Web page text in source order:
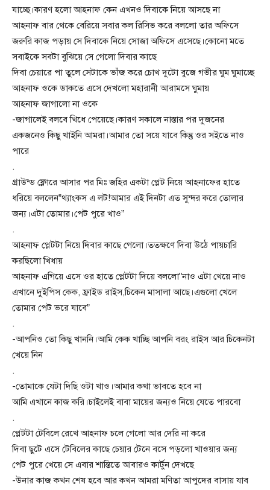
যাচ্ছে।কারণ হলো আহনাফ কেন এখনও দিবাকে নিয়ে আসছে না
আহনাফ বার থেকে বেরিয়ে সবার কল রিসিভ করে বললো তার অফিসে
জরুরি কাজ পড়ায় সে দিবাকে নিয়ে সোজা অফিসে এসেছে।কোনো মতে
সবাইকে সবটা বুঝিয়ে সে গেলো দিবার কাছে
দিবা চেয়ারে পা তুলে সেটাকে ভাঁজ করে চোখ দুটো বুজে গভীর ঘুম ঘুমাচ্ছে
আহনাফ ওকে ডাকতে এসে দেখলো মহারানী আরামসে ঘুমায়
আহনাফ জাগালো না ওকে
-জাগালেই বলবে খিধে পেয়েছে।কারণ সকালে নাস্তার পর দুজনের
একজনেও কিছু খাইনি আমরা।আমার তো সয়ে যাবে কিন্তু ওর সইতে নাও
পারে
.
গ্রাউন্ড ফ্লোরে আসার পর মিঃ জহির একটা প্লেট নিয়ে আহনাফের হাতে
ধরিয়ে বললেন”থ্যাংকস এ লট!আমার এই দিনটা এত সুন্দর করে তোলার
জন্য।এটা তোমার।পেট পুরে খাও”
.
আহনাফ প্লেটটা নিয়ে দিবার কাছে গেলো।ততক্ষণে দিবা উঠে পায়চারি
করছিলো খিধায়
আহনাফ এগিয়ে এসে ওর হাতে প্লেটটা দিয়ে বললো”নাও এটা খেয়ে নাও
এখানে দুইপিস কেক, ফ্রাইড রাইস,চিকেন মাসালা আছে।এগুলো খেলে
তোমার পেট ভরে যাবে”
.
-আপনিও তো কিছু খাননি।আমি কেক খাচ্ছি আপনি বরং রাইস আর চিকেনটা
খেয়ে নিন
.
-তোমাকে যেটা দিছি ওটা খাও।আমার কথা ভাবতে হবে না
আমি এখানে কাজ করি।চাইলেই বাবা মায়ের জন্যও নিয়ে যেতে পারবো
.
প্লেটটা টেবিলে রেখে আহনাফ চলে গেলো আর দেরি না করে
দিবা ছুটে এসে টেবিলের কাছে চেয়ার টেনে বসে পড়লো খাওয়ার জন্য
পেট পুরে খেয়ে সে এবার শান্তিতে আবারও কার্টুন দেখছে
-উনার কাজ কখন শেষ হবে আর কখন আমরা মণিতা আপুদের বাসায় যাব